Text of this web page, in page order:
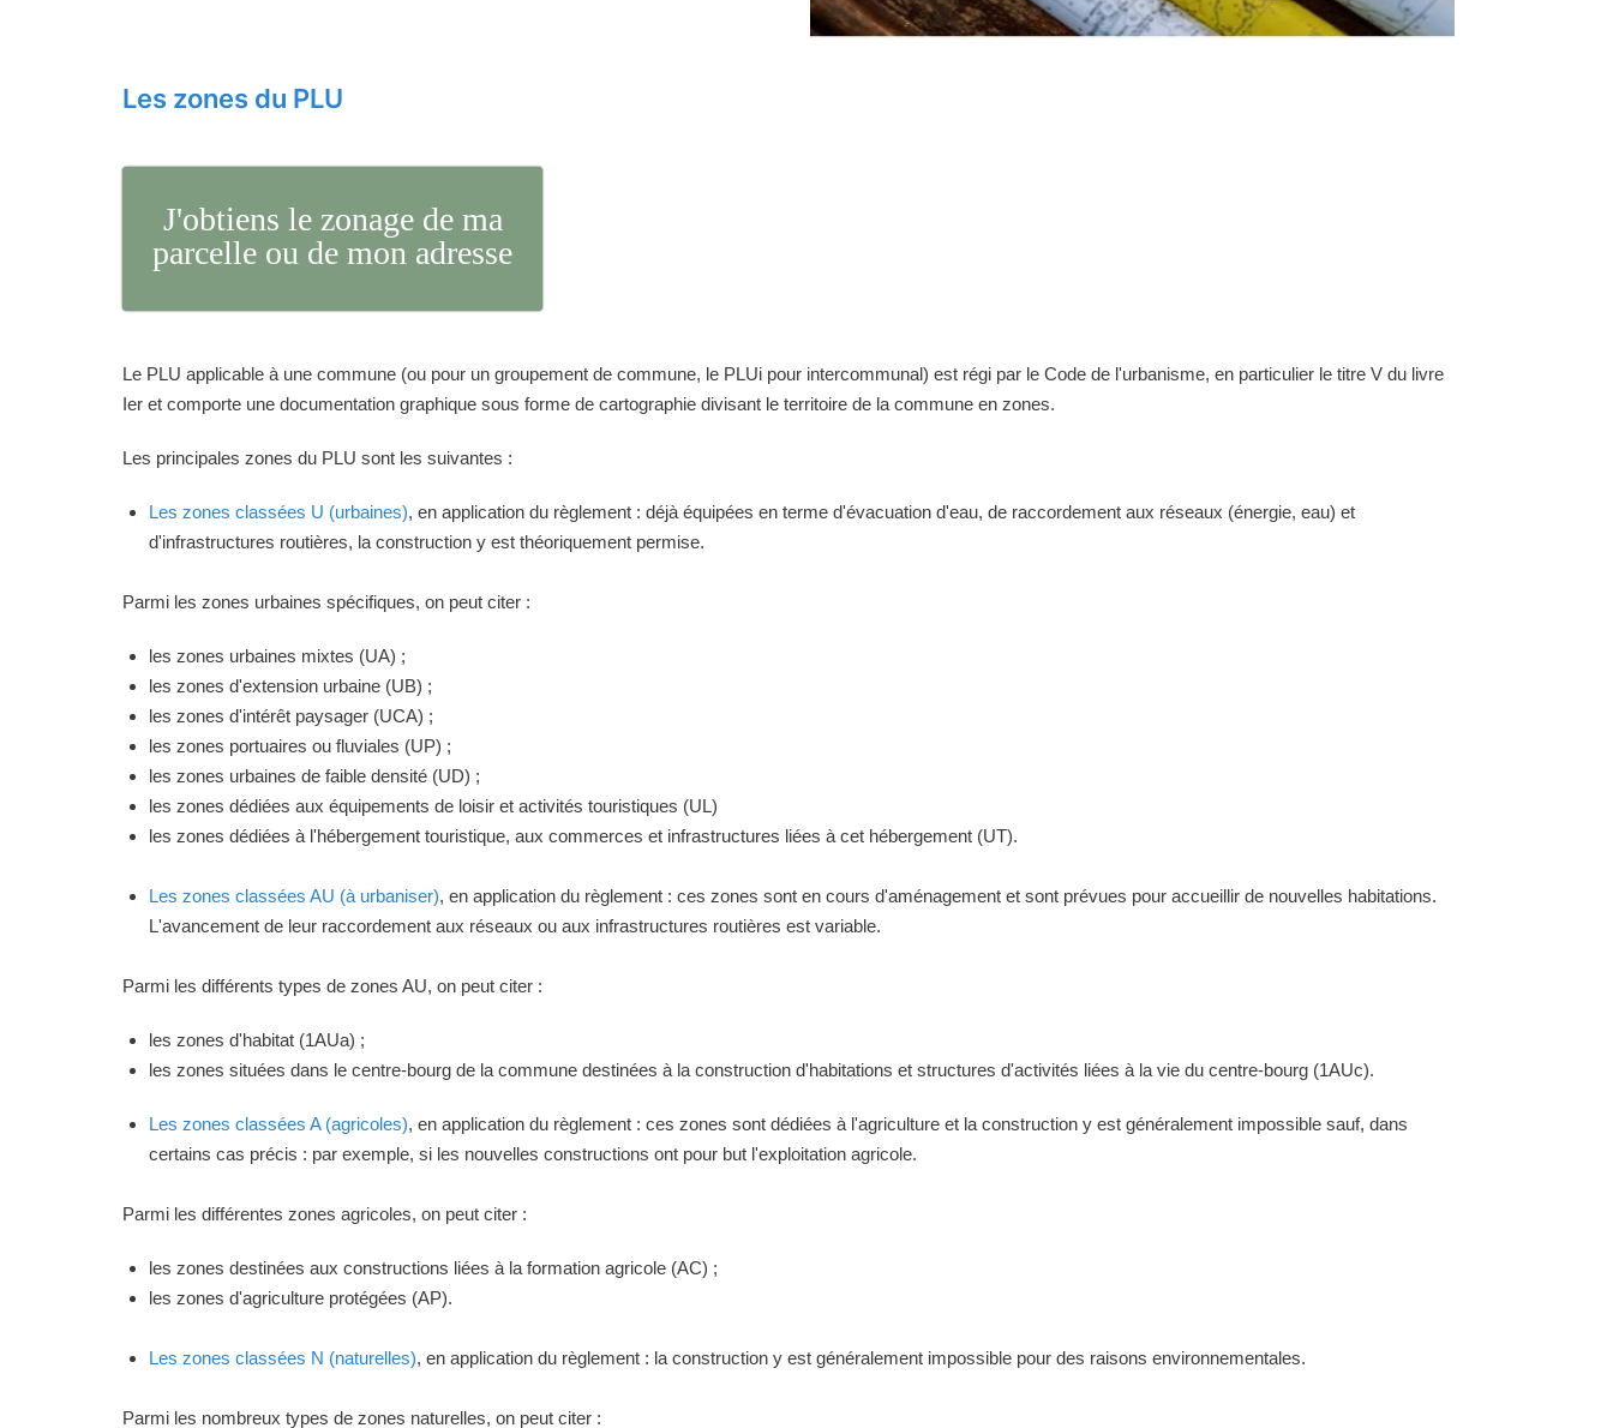
Les zones du PLU
J'obtiens le zonage de ma
parcelle ou de mon adresse
Le PLU applicable à une commune (ou pour un groupement de commune, le PLUi pour intercommunal) est régi par le Code de l'urbanisme, en particulier le titre V du livre
Ier et comporte une documentation graphique sous forme de cartographie divisant le territoire de la commune en zones.
Les principales zones du PLU sont les suivantes :
Les zones classées U (urbaines), en application du règlement : déjà équipées en terme d'évacuation d'eau, de raccordement aux réseaux (énergie, eau) et
d'infrastructures routières, la construction y est théoriquement permise.
Parmi les zones urbaines spécifiques, on peut citer :
les zones urbaines mixtes (UA) ;
les zones d'extension urbaine (UB) ;
les zones d'intérêt paysager (UCA) ;
les zones portuaires ou fluviales (UP) ;
les zones urbaines de faible densité (UD) ;
les zones dédiées aux équipements de loisir et activités touristiques (UL)
les zones dédiées à l'hébergement touristique, aux commerces et infrastructures liées à cet hébergement (UT).
Les zones classées AU (à urbaniser), en application du règlement : ces zones sont en cours d'aménagement et sont prévues pour accueillir de nouvelles habitations.
L'avancement de leur raccordement aux réseaux ou aux infrastructures routières est variable.
Parmi les différents types de zones AU, on peut citer :
les zones d'habitat (1AUa) ;
les zones situées dans le centre-bourg de la commune destinées à la construction d'habitations et structures d'activités liées à la vie du centre-bourg (1AUc).
Les zones classées A (agricoles), en application du règlement : ces zones sont dédiées à l'agriculture et la construction y est généralement impossible sauf, dans
certains cas précis : par exemple, si les nouvelles constructions ont pour but l'exploitation agricole.
Parmi les différentes zones agricoles, on peut citer :
les zones destinées aux constructions liées à la formation agricole (AC) ;
les zones d'agriculture protégées (AP).
Les zones classées N (naturelles), en application du règlement : la construction y est généralement impossible pour des raisons environnementales.
Parmi les nombreux types de zones naturelles, on peut citer :